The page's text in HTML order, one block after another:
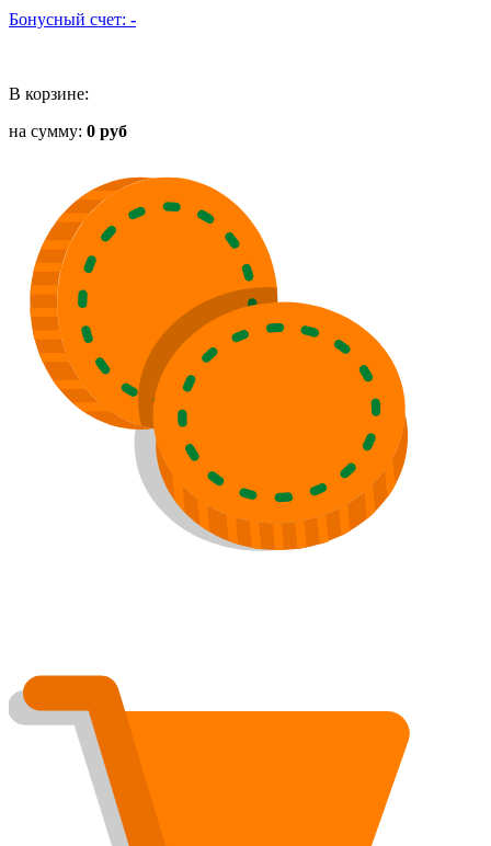
Бонусный счет: -
В корзине:
на сумму: 0 руб